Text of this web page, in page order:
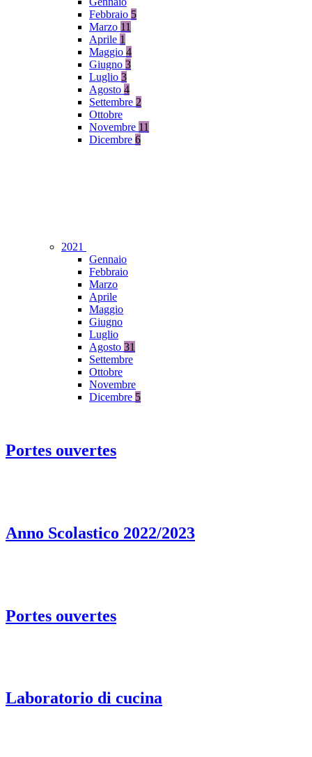
Febbraio 5
Marzo 11
Aprile 1
Maggio 4
Giugno 3
Luglio 3
Agosto 4
Settembre 2
Ottobre
Novembre 11
Dicembre 6
2021
Gennaio
Febbraio
Marzo
Aprile
Maggio
Giugno
Luglio
Agosto 31
Settembre
Ottobre
Novembre
Dicembre 5
Portes ouvertes
Anno Scolastico 2022/2023
Portes ouvertes
Laboratorio di cucina